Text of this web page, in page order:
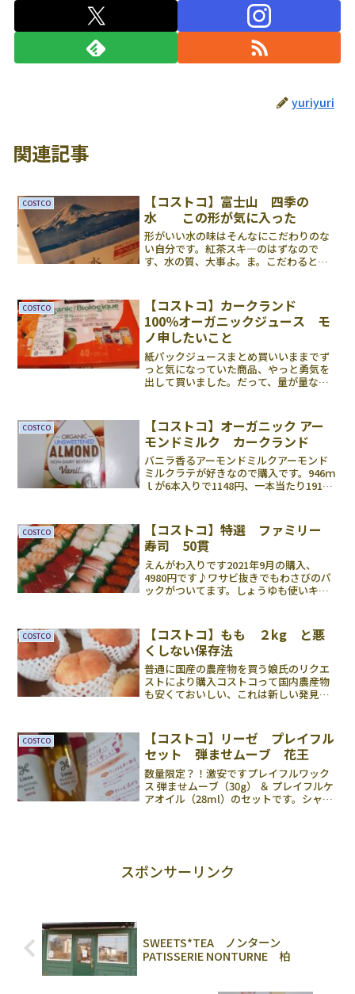
yuriyuri
関連記事
COSTCO
【コストコ】富士山 四季の
水 この形が気に入った
形がいい水の味はそんなにこだわりのな
い自分です。紅茶スキ―のはずなので
す、水の質、大事よ。ま。こだわるとき
美味しいです、癖もないし。水道水みた
いな、水道管の味っていうの...
COSTCO
【コストコ】カークランド
100％オーガニックジュース モ
ノ申したいこと
紙パックジュースまとめ買いいままでず
っと気になっていた商品、やっと勇気を
出して買いました。だって、量が量なも
安でちょっぴり心配ですが、オーガニッ
クとの表示...
COSTCO
【コストコ】オーガニック アー
モンドミルク カークランド
バニラ香るアーモンドミルクアーモンド
ミルクラテが好きなので購入です。946ｍ
ｌが6本入りで1148円、一本当たり191円
24から25回提供できます。一杯あたり
は...
COSTCO
【コストコ】特選 ファミリー
寿司 50貫
えんがわ入りです2021年9月の購入、
4980円です♪ワサビ抜きでもわさびのパ
ックがついてます。しょうゆも使いキリ
て買ってしまいました。ついこの間、全
品半額の某まわるお...
COSTCO
【コストコ】もも ２kg と悪
くしない保存法
普通に国産の農産物を買う娘氏のリクエ
ストにより購入コストコって国内農産物
も安くておいしい、これは新しい発見で
約283円税込みです。スーパー等に比べて
もやはりかな...
COSTCO
【コストコ】リーゼ プレイフル
セット 弾ませムーブ 花王
数量限定？！激安ですプレイフルワック
ス 弾ませムーブ（30g） ＆ プレイフルケ
アオイル（28ml）のセットです。シャン
スポンサーリンク
SWEETS*TEA ノンターン
PATISSERIE NONTURNE 柏